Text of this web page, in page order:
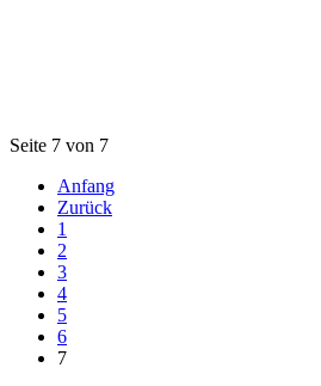
Seite 7 von 7
Anfang
Zurück
1
2
3
4
5
6
7